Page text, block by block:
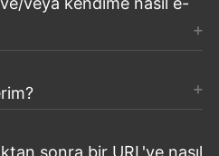
sonra bir URL'ye nasıl